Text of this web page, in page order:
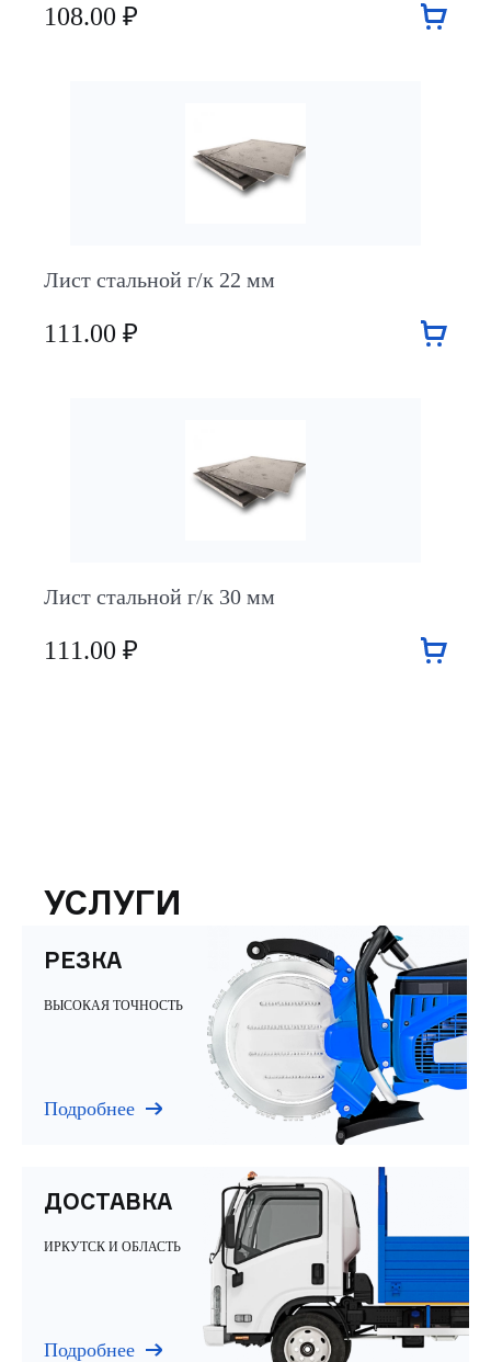
108.00 ₽
Лист стальной г/к 22 мм
111.00 ₽
Лист стальной г/к 30 мм
111.00 ₽
УСЛУГИ
РЕЗКА
ВЫСОКАЯ ТОЧНОСТЬ
Подробнее
ДОСТАВКА
ИРКУТСК И ОБЛАСТЬ
Подробнее